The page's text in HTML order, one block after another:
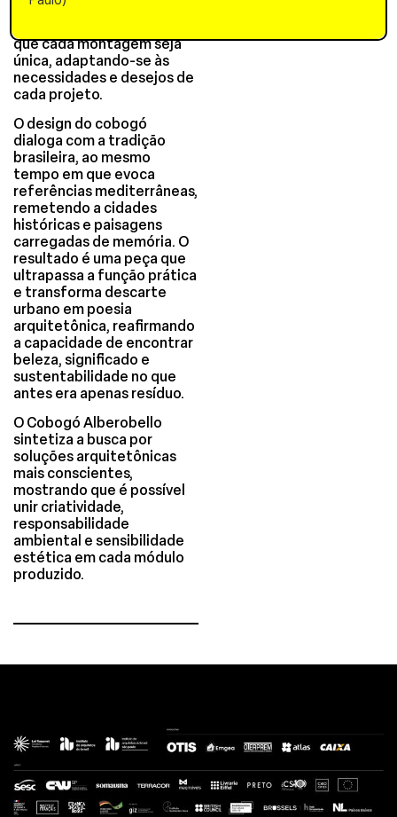
oferecendo liberdade
que cada montagem seja
única, adaptando-se às
necessidades e desejos de
cada projeto.
O design do cobogó
dialoga com a tradição
brasileira, ao mesmo
tempo em que evoca
referências mediterrâneas,
remetendo a cidades
históricas e paisagens
carregadas de memória. O
resultado é uma peça que
ultrapassa a função prática
e transforma descarte
urbano em poesia
arquitetônica, reafirmando
a capacidade de encontrar
beleza, significado e
sustentabilidade no que
antes era apenas resíduo.
O Cobogó Alberobello
sintetiza a busca por
soluções arquitetônicas
mais conscientes,
mostrando que é possível
unir criatividade,
responsabilidade
ambiental e sensibilidade
estética em cada módulo
produzido.